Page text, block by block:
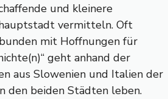
und kleinere
vermitteln. Oft
mit Hoffnungen für
geht anhand der
aus Slowenien und Italien der
den beiden Städten leben.